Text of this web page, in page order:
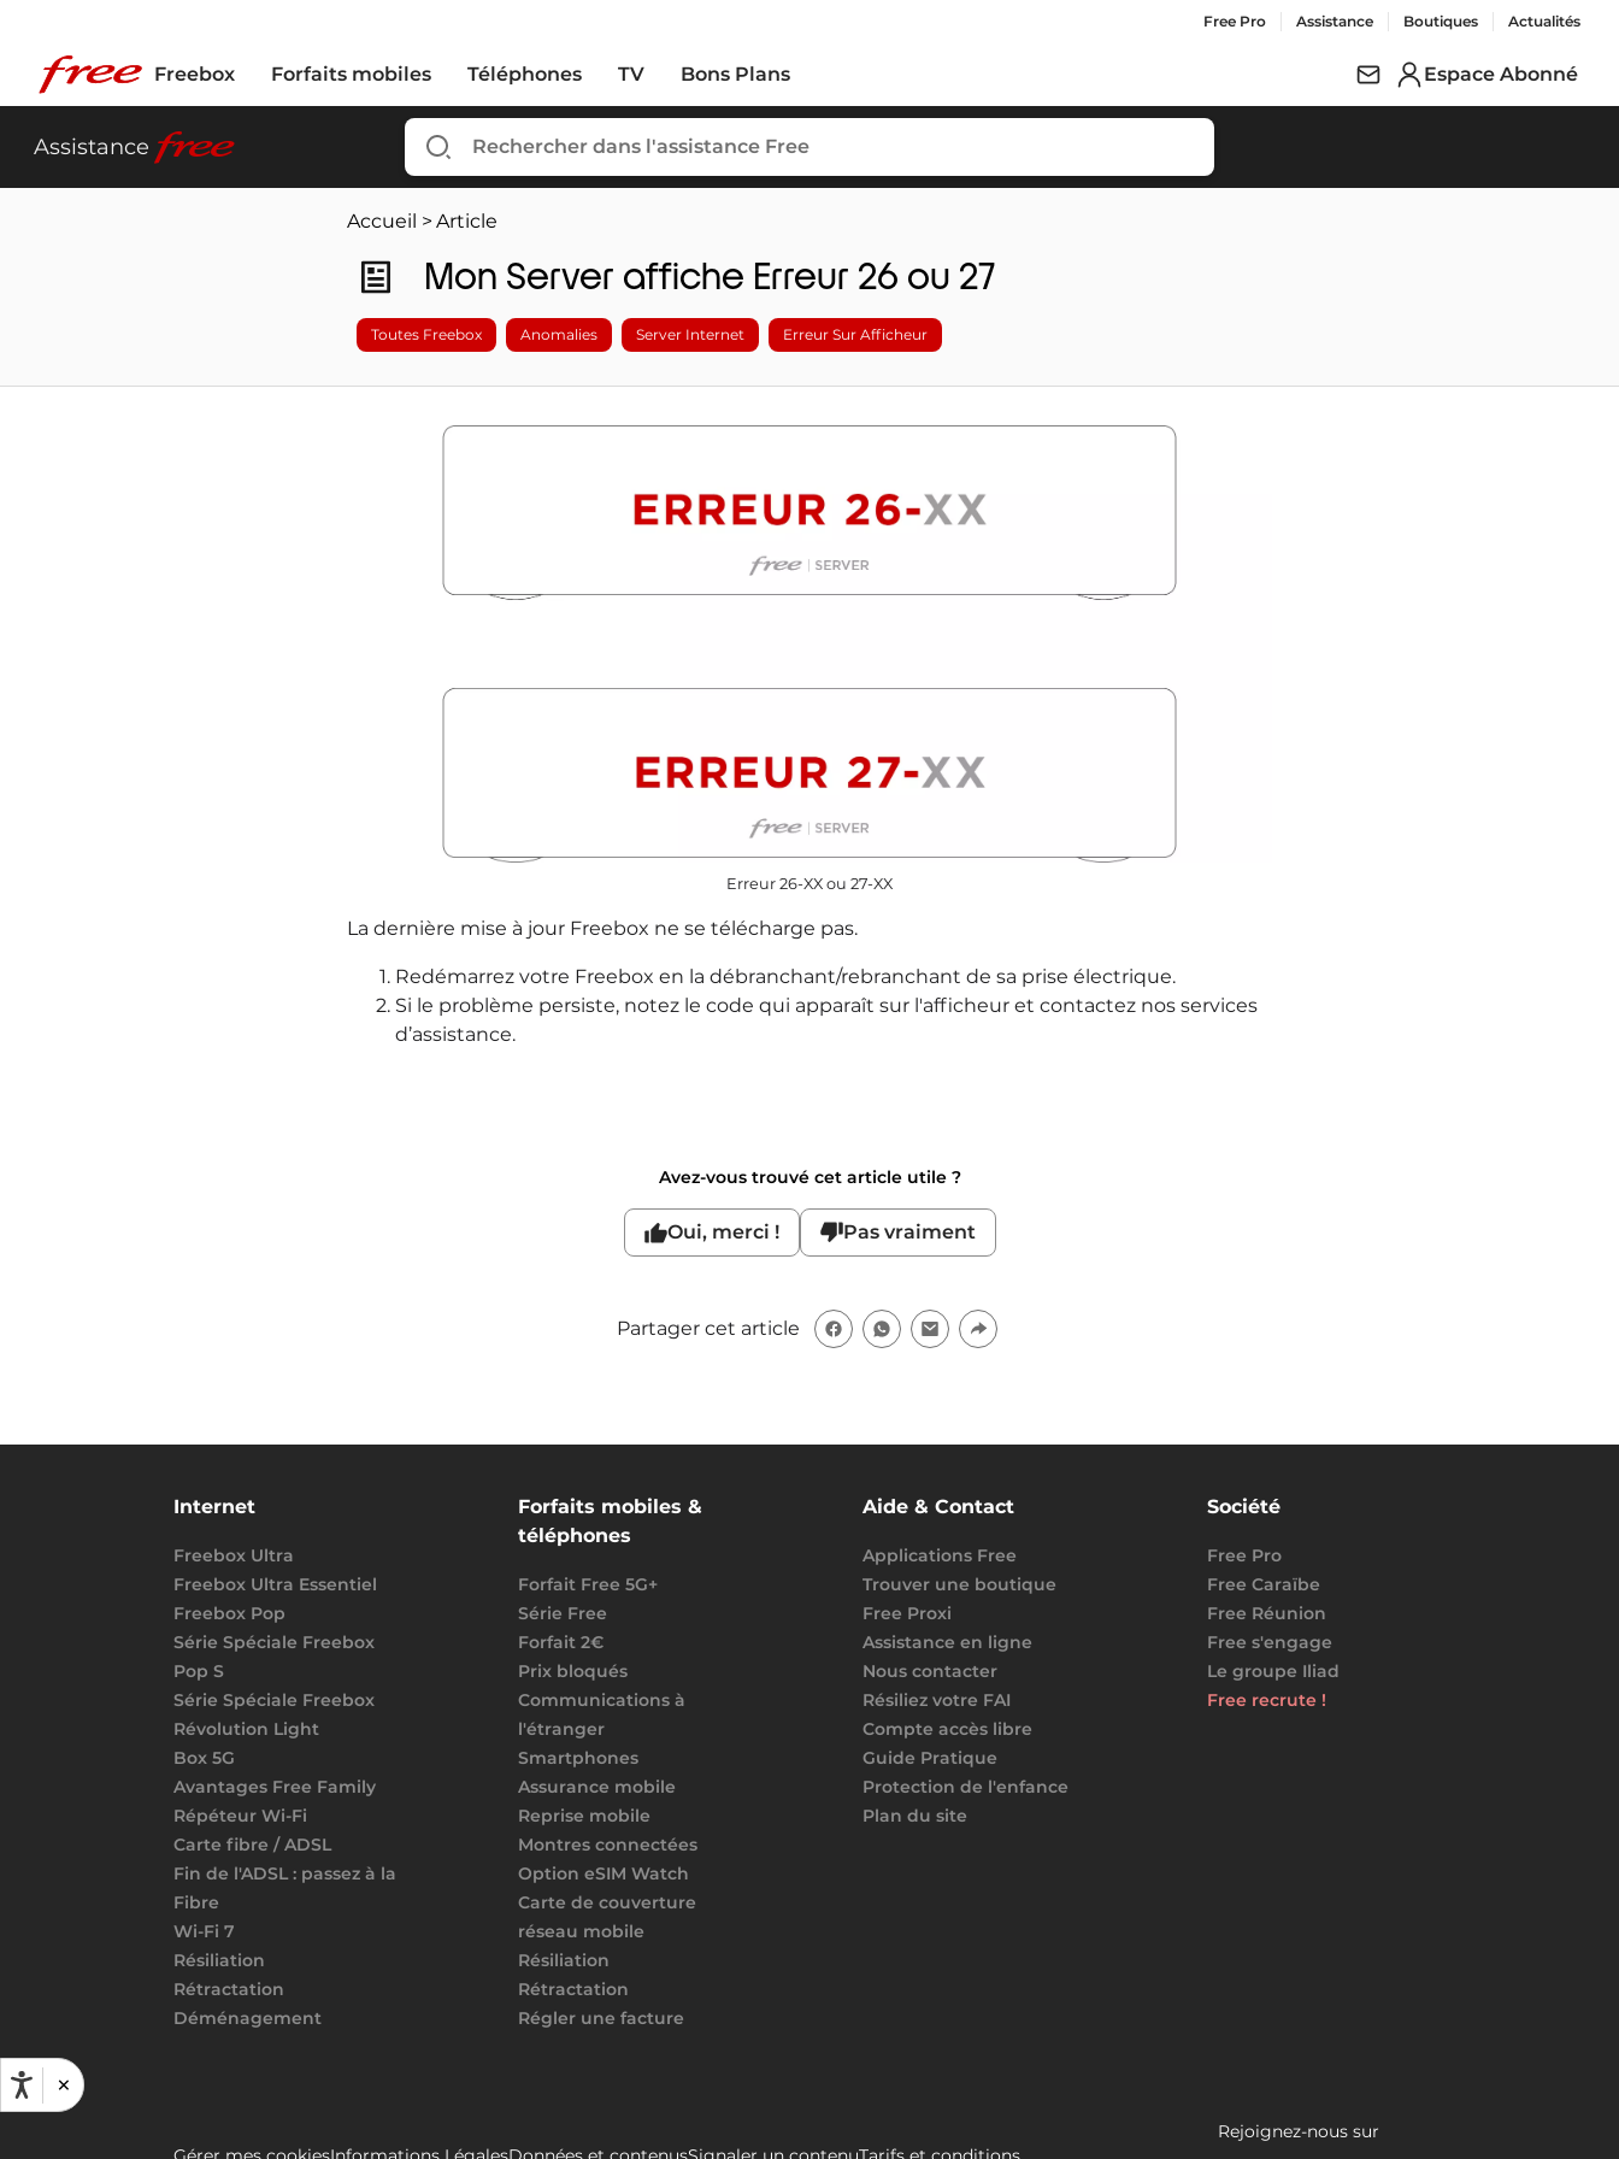
×
Free Pro Assistance Boutiques Actualités
Freebox Forfaits mobiles Téléphones TV Bons Plans Espace Abonné
Assistance free
Accueil > Article
Mon Server affiche Erreur 26 ou 27
Toutes Freebox Anomalies Server Internet Erreur Sur Afficheur
Erreur 26-XX ou 27-XX
La dernière mise à jour Freebox ne se télécharge pas.
Redémarrez votre Freebox en la débranchant/rebranchant de sa prise électrique.
Si le problème persiste, notez le code qui apparaît sur l'afficheur et contactez nos services
d’assistance.
Avez-vous trouvé cet article utile ?
Oui, merci ! Pas vraiment
Partager cet article
Internet
Freebox Ultra
Freebox Ultra Essentiel
Freebox Pop
Série Spéciale Freebox
Pop S
Série Spéciale Freebox
Révolution Light
Box 5G
Avantages Free Family
Répéteur Wi-Fi
Carte fibre / ADSL
Fin de l'ADSL : passez à la
Fibre
Wi-Fi 7
Résiliation
Rétractation
Déménagement
Forfaits mobiles &
téléphones
Forfait Free 5G+
Série Free
Forfait 2€
Prix bloqués
Communications à
l'étranger
Smartphones
Assurance mobile
Reprise mobile
Montres connectées
Option eSIM Watch
Carte de couverture
réseau mobile
Résiliation
Rétractation
Régler une facture
Aide & Contact
Applications Free
Trouver une boutique
Free Proxi
Assistance en ligne
Nous contacter
Résiliez votre FAI
Compte accès libre
Guide Pratique
Protection de l'enfance
Plan du site
Société
Free Pro
Free Caraïbe
Free Réunion
Free s'engage
Le groupe Iliad
Free recrute !
Rejoignez-nous sur